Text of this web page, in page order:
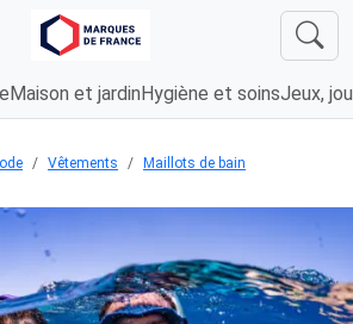
Maison et jardin Hygiène et soinsJeux,
Vêtements Maillots de bain